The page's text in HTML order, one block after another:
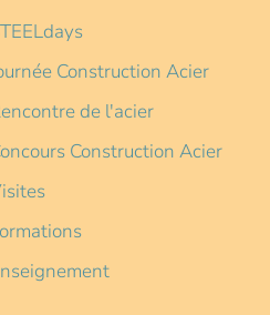
Construction Acier
de l'acier
Construction Acier